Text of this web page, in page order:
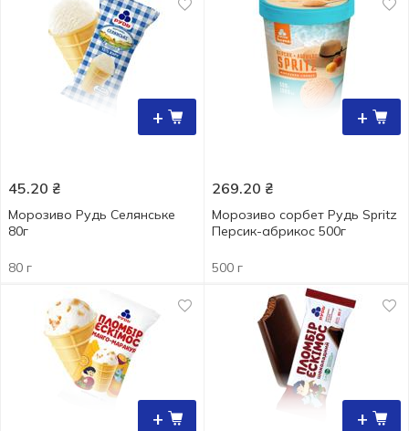
+
45.20 ₴
Морозиво Рудь Селянське
80г
80 г
+
269.20 ₴
Морозиво сорбет Рудь Spritz
Персик-абрикос 500г
500 г
+ +